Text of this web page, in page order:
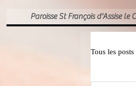
Paroisse St François d'Assise le
Tous les posts